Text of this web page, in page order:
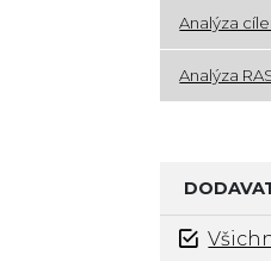
Analýza
Analýza